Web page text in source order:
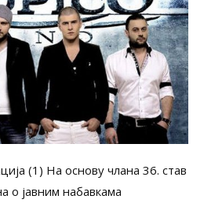
(1) На основу члана 36. став
о јавним набавкама